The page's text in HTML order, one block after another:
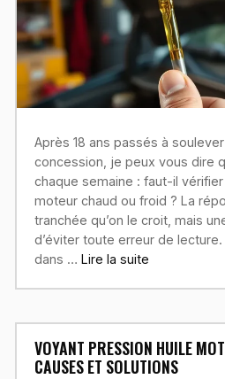
Après 18 ans passés à
concession, je peux vous dire
chaque semaine : faut-il vérifier
moteur chaud ou froid ? La
tranchée qu’on le croit, mais
d’éviter toute erreur de
dans …Lire la suite
VOYANT PRESSION HUILE
CAUSES ET SOLUTIONS